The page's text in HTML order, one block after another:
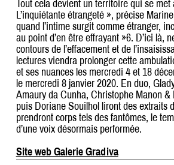
Tout cela devient un territoire qui se
L’inquiétante étrangeté », précise
quand l’intime surgit comme étranger,
au point d’en être effrayant »6. D’ici là,
contours de l’effacement et de
lectures viendra prolonger cette
et ses nuances les mercredi 4 et 18
le mercredi 8 janvier 2020. En duo,
Amaury da Cunha, Christophe Manon
puis Doriane Souilhol liront des extraits
prendront corps tels des fantômes, le
d’une voix désormais performée.
Site web Galerie Gradiva